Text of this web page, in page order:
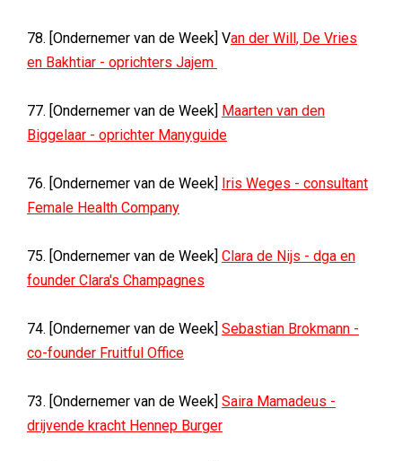
78. [Ondernemer van de Week] Van der Will, De Vries
en Bakhtiar - oprichters Jajem
77. [Ondernemer van de Week] Maarten van den
Biggelaar - oprichter Manyguide
76. [Ondernemer van de Week] Iris Weges - consultant
Female Health Company
75. [Ondernemer van de Week] Clara de Nijs - dga en
founder Clara's Champagnes
74. [Ondernemer van de Week] Sebastian Brokmann -
co-founder Fruitful Office
73. [Ondernemer van de Week] Saira Mamadeus -
drijvende kracht Hennep Burger